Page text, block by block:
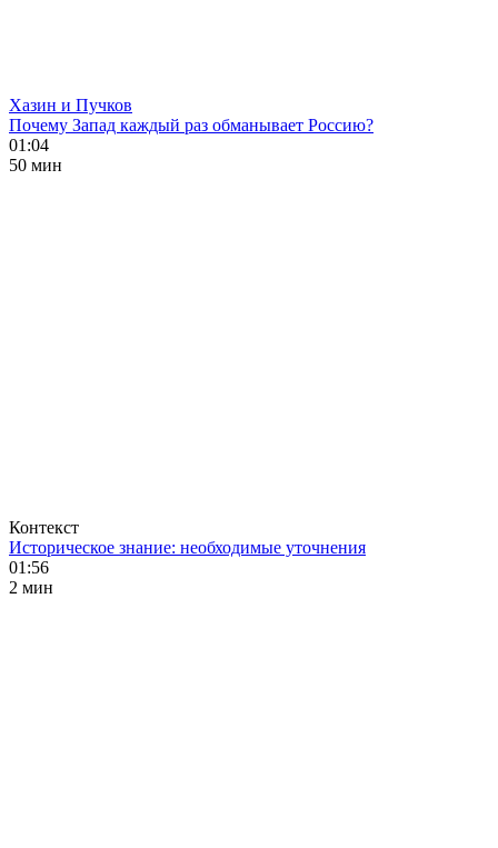
Хазин и Пучков
Почему Запад каждый раз обманывает Россию?
01:04
50 мин
Контекст
Историческое знание: необходимые уточнения
01:56
2 мин